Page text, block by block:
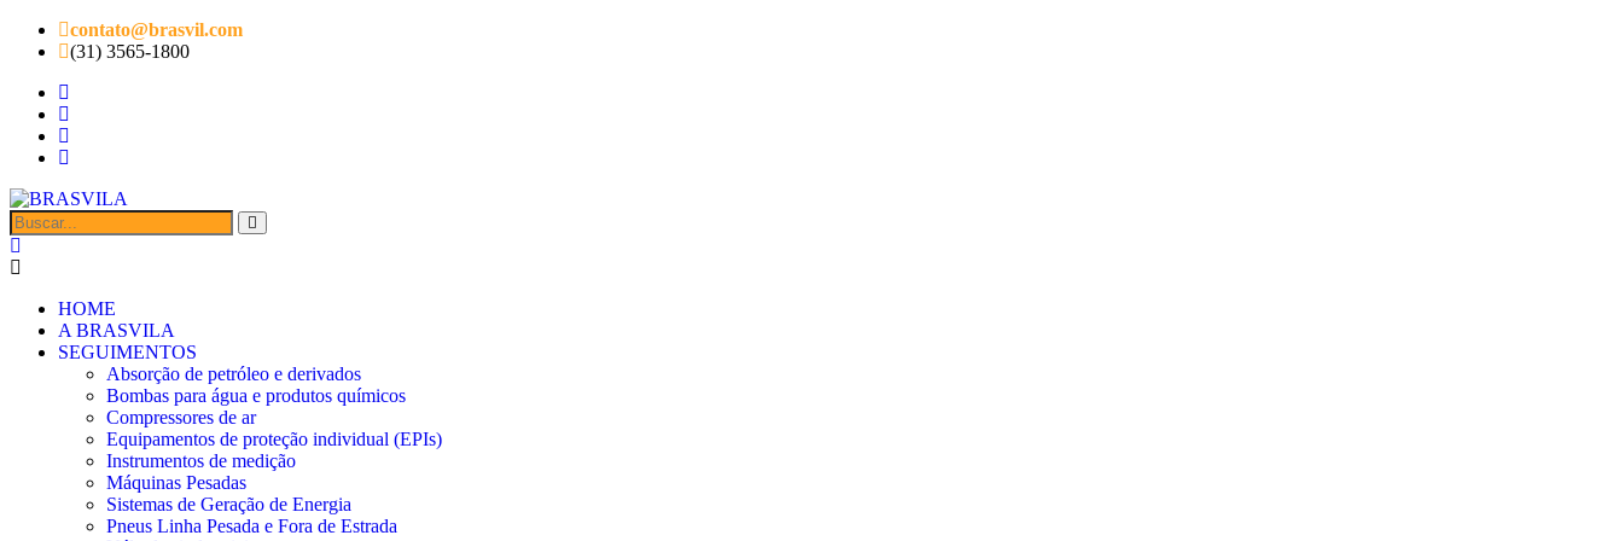
contato@brasvil.com
(31) 3565-1800
HOME
A BRASVILA
SEGUIMENTOS
Absorção de petróleo e derivados
Bombas para água e produtos químicos
Compressores de ar
Equipamentos de proteção individual (EPIs)
Instrumentos de medição
Máquinas Pesadas
Sistemas de Geração de Energia
Pneus Linha Pesada e Fora de Estrada